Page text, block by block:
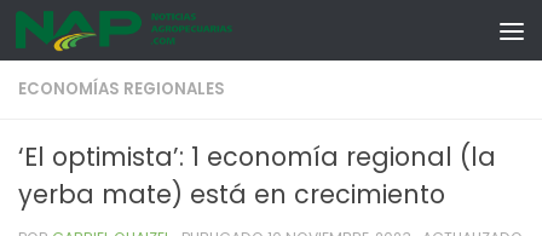
Skip to content
ECONOMÍAS REGIONALES
‘El optimista’: 1 economía regional (la
yerba mate) está en crecimiento